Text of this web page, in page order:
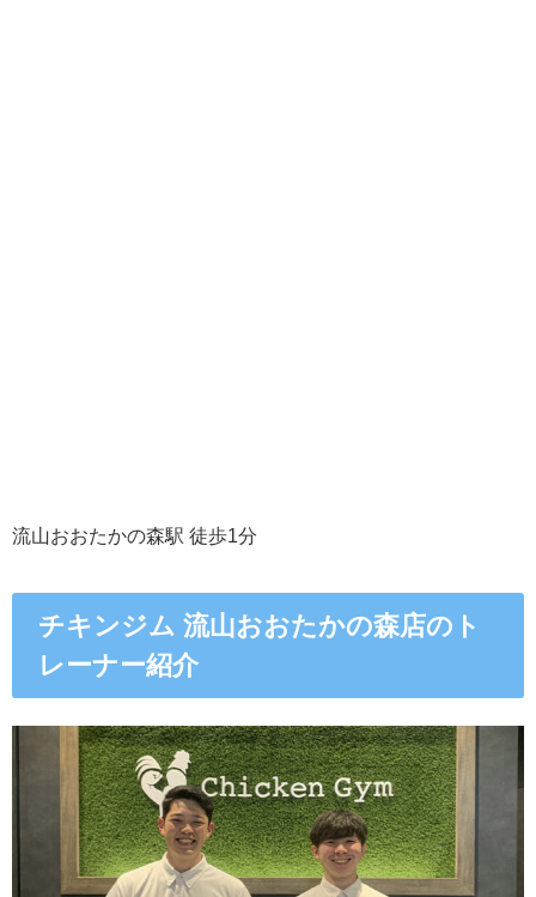
流山おおたかの森駅 徒歩1分
チキンジム 流山おおたかの森店のト
レーナー紹介